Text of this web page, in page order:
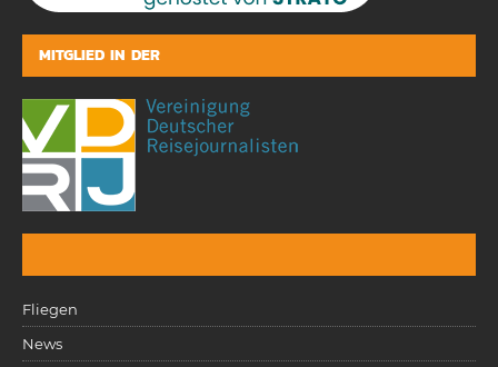
MITGLIED IN DER
Fliegen
News